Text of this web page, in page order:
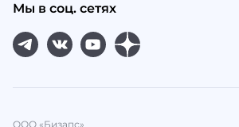
ООО «Бизапс»
Мы в соц. сетях